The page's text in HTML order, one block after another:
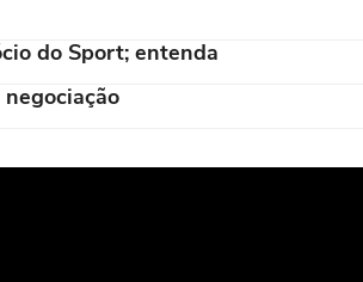
do Sport; entenda